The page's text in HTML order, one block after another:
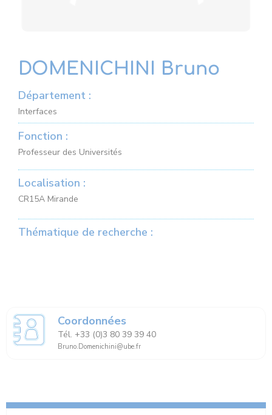
DOMENICHINI Bruno
Département :
Interfaces
Fonction :
Professeur des Universités
Localisation :
CR15A Mirande
Thématique de recherche :
Coordonnées
Tél. +33 (0)3 80 39 39 40
Bruno.Domenichini@ube.fr